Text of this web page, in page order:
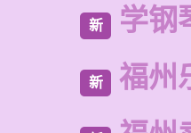
新 学钢
新 福州